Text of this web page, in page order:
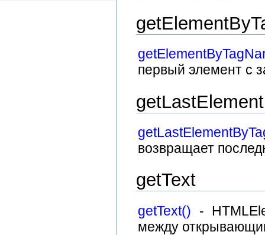
первый элемент с
возвращает
getText
getText() -
между